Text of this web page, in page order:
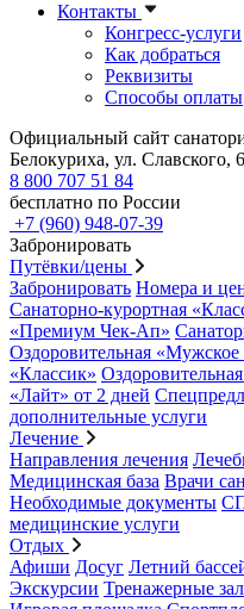
Контакты
Конгресс-услуги
Как добраться
Реквизиты
Способы оплаты
Официальный сайт
Белокуриха, ул. Славского,
8 800 707 51 84
бесплатно по России
+7 (960) 948-07-39
Забронировать
Путёвки/цены
Забронировать Номера и
Санаторно-курортная
«Премиум Чек-Ап»
Оздоровительная «Мужское
«Классик»
«Лайт» от 2 дней
дополнительные услуги
Лечение
Направления лечения
Медицинская база Врачи
Необходимые документы
медицинские услуги
Отдых
Афиши Досуг Летний
Экскурсии Тренажерные